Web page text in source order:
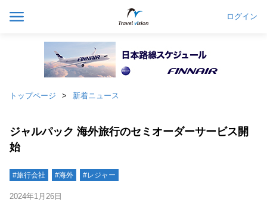
ログイン
トップページ 新着ニュース
ジャルパック 海外旅行のセミオーダーサービス開
始
#旅行会社 #海外 #レジャー
2024年1月26日